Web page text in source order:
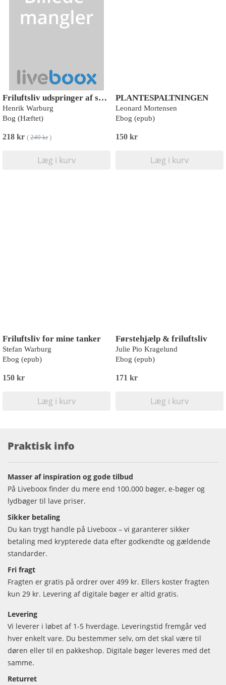
Friluftsliv udspringer af samisk urfolkskundskab
Henrik Warburg
Bog (Hæftet)
218 kr ( 240 kr)
Læg i kurv
PLANTESPALTNINGEN
Leonard Mortensen
Ebog (epub)
150 kr
Læg i kurv
Friluftsliv for mine tanker
Stefan Warburg
Ebog (epub)
150 kr
Læg i kurv
Førstehjælp & friluftsliv
Julie Pio Kragelund
Ebog (epub)
171 kr
Læg i kurv
Praktisk info
Masser af inspiration og gode tilbud
På Liveboox finder du mere end 100.000 bøger, e-bøger og
lydbøger til lave priser.
Sikker betaling
Du kan trygt handle på Liveboox – vi garanterer sikker
betaling med krypterede data efter godkendte og gældende
standarder.
Fri fragt
Fragten er gratis på ordrer over 499 kr. Ellers koster fragten
kun 29 kr. Levering af digitale bøger er altid gratis.
Levering
Vi leverer i løbet af 1-5 hverdage. Leveringstid fremgår ved
hver enkelt vare. Du bestemmer selv, om det skal være til
døren eller til en pakkeshop. Digitale bøger leveres med det
samme.
Returret